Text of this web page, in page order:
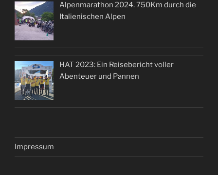
Alpenmarathon 2024. 750Km durch die
Italienischen Alpen
HAT 2023: Ein Reisebericht voller
Abenteuer und Pannen
Impressum